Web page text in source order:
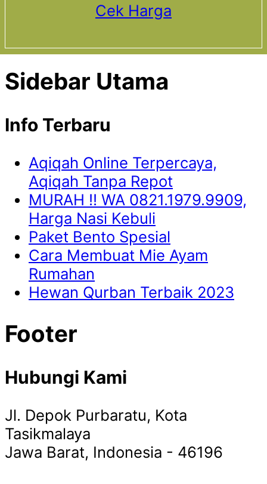
Cek Harga
Sidebar Utama
Info Terbaru
Aqiqah Online Terpercaya,
Aqiqah Tanpa Repot
MURAH !! WA 0821.1979.9909,
Harga Nasi Kebuli
Paket Bento Spesial
Cara Membuat Mie Ayam
Rumahan
Hewan Qurban Terbaik 2023
Footer
Hubungi Kami
Jl. Depok Purbaratu, Kota
Tasikmalaya
Jawa Barat, Indonesia - 46196